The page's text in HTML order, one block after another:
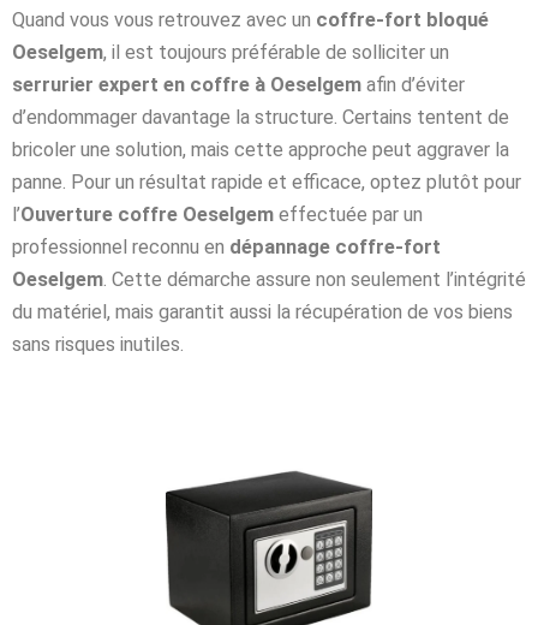
Quand vous vous retrouvez avec un coffre-fort bloqué
Oeselgem, il est toujours préférable de solliciter un
serrurier expert en coffre à Oeselgem afin d’éviter
d’endommager davantage la structure. Certains tentent de
bricoler une solution, mais cette approche peut aggraver la
panne. Pour un résultat rapide et efficace, optez plutôt pour
l’Ouverture coffre Oeselgem effectuée par un
professionnel reconnu en dépannage coffre-fort
Oeselgem. Cette démarche assure non seulement l’intégrité
du matériel, mais garantit aussi la récupération de vos biens
sans risques inutiles.